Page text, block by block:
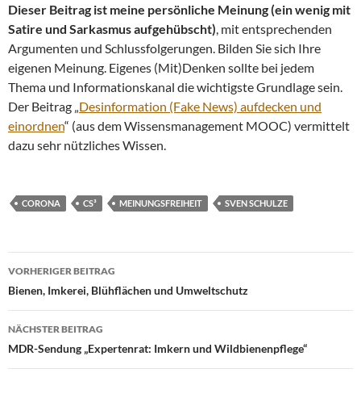
Dieser Beitrag ist meine persönliche Meinung (ein wenig mit
Satire und Sarkasmus aufgehübscht) , mit entsprechenden
Argumenten und Schlussfolgerungen. Bilden Sie sich Ihre
eigenen Meinung. Eigenes (Mit)Denken sollte bei jedem
Thema und Informationskanal die wichtigste Grundlage sein.
Der Beitrag „ Desinformation (Fake News) aufdecken und
einordnen“ (aus dem Wissensmanagement MOOC) vermittelt
dazu sehr nützliches Wissen.
CORONA CS³ MEINUNGSFREIHEIT SVEN SCHULZE
Beitragsnavigation
VORHERIGER BEITRAG
Bienen, Imkerei, Blühflächen und Umweltschutz
NÄCHSTER BEITRAG
MDR-Sendung „Expertenrat: Imkern und Wildbienenpflege“